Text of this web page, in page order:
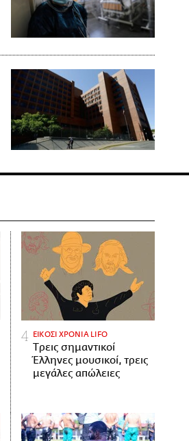
ΕΙΚΟΣΙ ΧΡΟΝΙΑ LIFO
Tρεις σημαντικοί
Έλληνες μουσικοί, τρεις
μεγάλες απώλειες